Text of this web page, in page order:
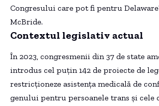
Congresului care pot fi pentru
McBride.
Contextul legislativ actual
În 2023, congresmenii din 37 de state
introdus cel puţin 142 de proiecte de
restricţioneze asistenţa medicală de
genului pentru persoanele trans şi cele